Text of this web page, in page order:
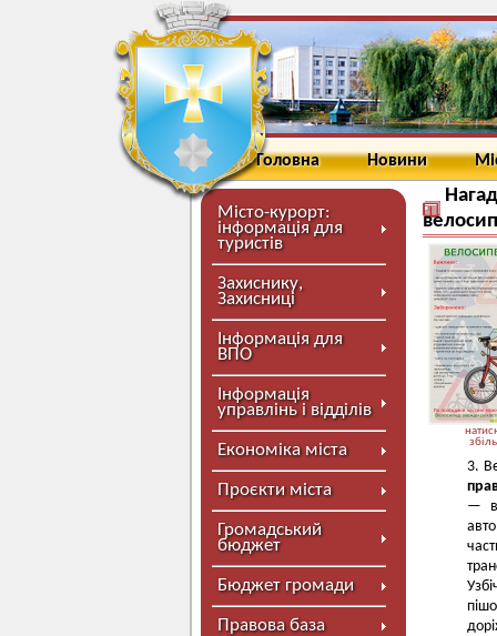
Головна Новини
Місто-курорт:
інформація для
туристів
Захиснику,
Захисниці
Інформація для
ВПО
Інформація
управлінь і відділів
Економіка міста
Проєкти міста
Громадський
бюджет
Бюджет громади
Правова база
—